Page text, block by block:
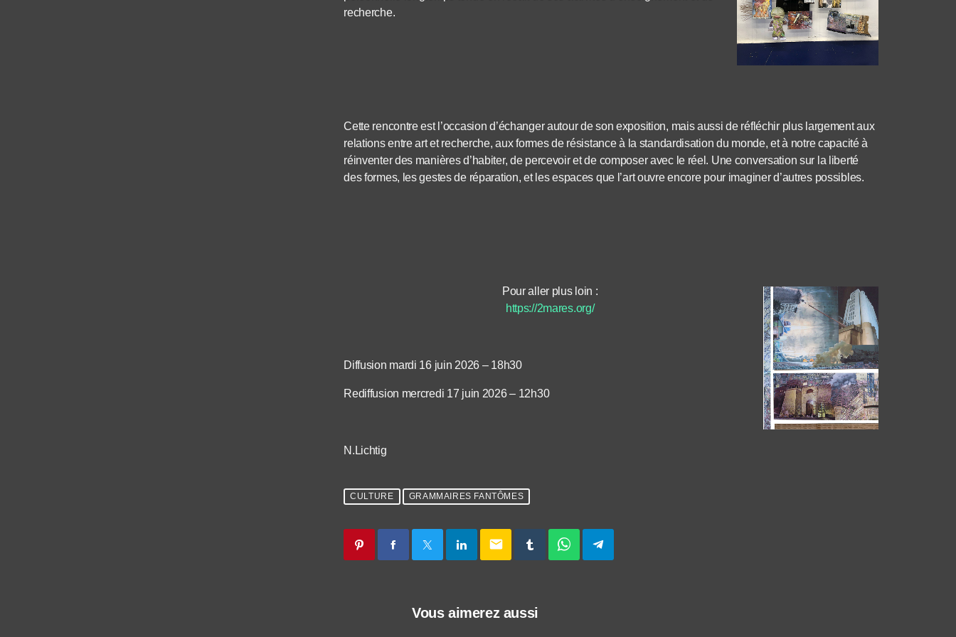
recherche.
Cette rencontre est l’occasion d’échanger autour de son exposition, mais aussi de réfléchir plus largement aux
relations entre art et recherche, aux formes de résistance à la standardisation du monde, et à notre capacité à
réinventer des manières d’habiter, de percevoir et de composer avec le réel. Une conversation sur la liberté
des formes, les gestes de réparation, et les espaces que l’art ouvre encore pour imaginer d’autres possibles.
Pour aller plus loin :
https://2mares.org/
Diffusion mardi 16 juin 2026 – 18h30
Rediffusion mercredi 17 juin 2026 – 12h30
N.Lichtig
CULTURE GRAMMAIRES FANTÔMES
email
Vous aimerez aussi